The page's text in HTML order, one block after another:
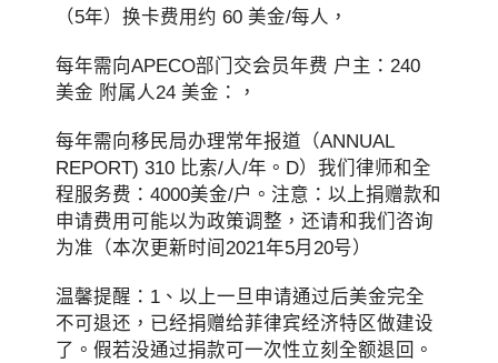
（5年）换卡费用约 60 美金/每人，
每年需向APECO部门交会员年费 户主：240
美金 附属人24 美金：，
每年需向移民局办理常年报道（ANNUAL
REPORT) 310 比索/人/年。D）我们律师和全
程服务费：4000美金/户。注意：以上捐赠款和
申请费用可能以为政策调整，还请和我们咨询
为准（本次更新时间2021年5月20号）
温馨提醒：1、以上一旦申请通过后美金完全
不可退还，已经捐赠给菲律宾经济特区做建设
了。假若没通过捐款可一次性立刻全额退回。